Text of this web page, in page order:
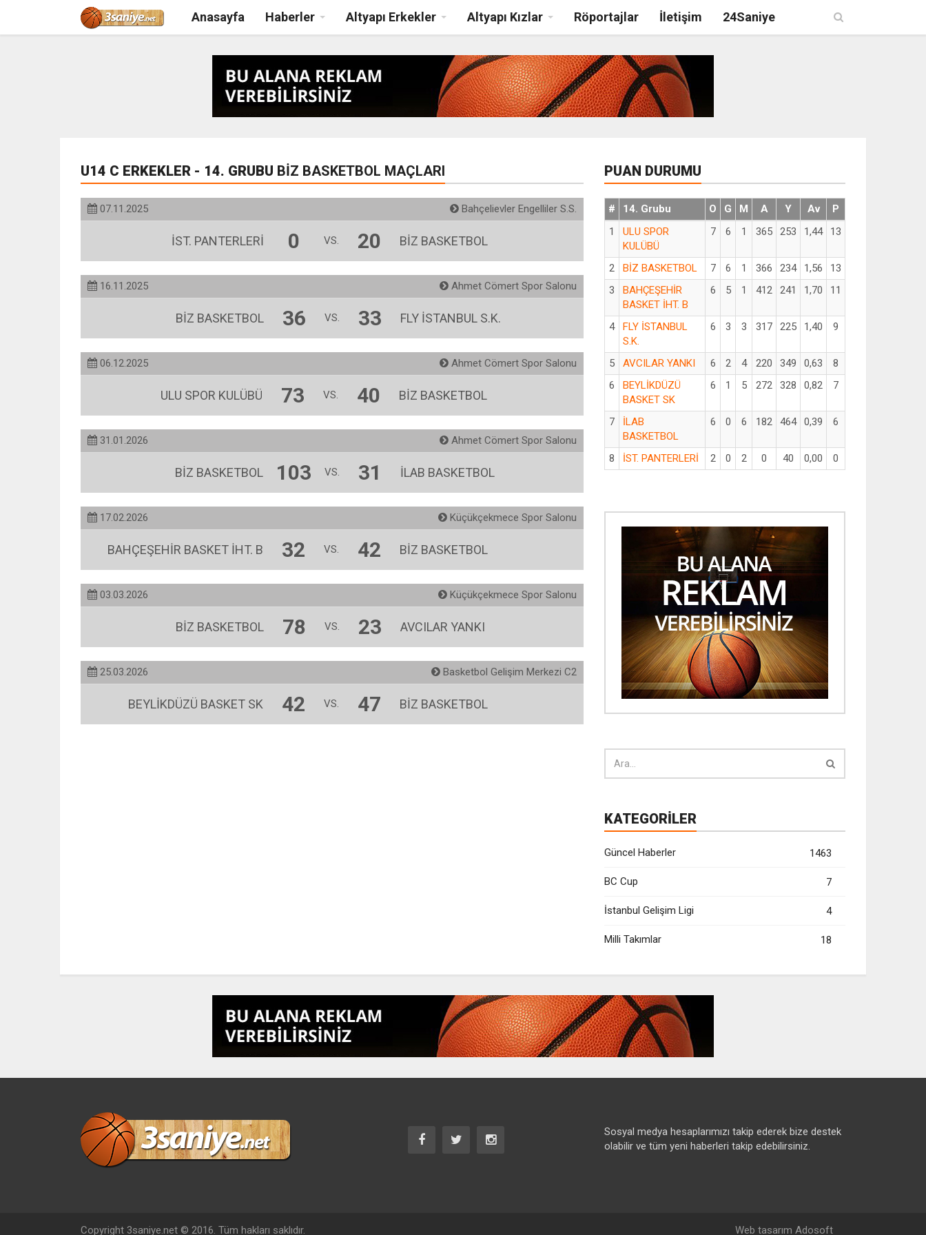
Anasayfa Haberler Altyapı Erkekler Altyapı Kızlar Röportajlar İletişim 24Saniye
U14 C ERKEKLER - 14. GRUBU BİZ BASKETBOL MAÇLARI
07.11.2025 Bahçelievler Engelliler S.S.
İST. PANTERLERİ 0 VS. 20 BİZ BASKETBOL
16.11.2025 Ahmet Cömert Spor Salonu
BİZ BASKETBOL 36 VS. 33 FLY İSTANBUL S.K.
06.12.2025 Ahmet Cömert Spor Salonu
ULU SPOR KULÜBÜ 73 VS. 40 BİZ BASKETBOL
31.01.2026 Ahmet Cömert Spor Salonu
BİZ BASKETBOL 103 VS. 31 İLAB BASKETBOL
17.02.2026 Küçükçekmece Spor Salonu
BAHÇEŞEHİR BASKET İHT. B 32 VS. 42 BİZ BASKETBOL
03.03.2026 Küçükçekmece Spor Salonu
BİZ BASKETBOL 78 VS. 23 AVCILAR YANKI
25.03.2026 Basketbol Gelişim Merkezi C2
BEYLİKDÜZÜ BASKET SK 42 VS. 47 BİZ BASKETBOL
PUAN DURUMU
# 14. Grubu O G M A Y Av
P
1
ULU SPOR
KULÜBÜ
7 6 1 365 253 1,44 13
2 BİZ BASKETBOL 7 6 1 366 234 1,56
13
3
BAHÇEŞEHİR
BASKET İHT. B
6 5 1 412 241 1,70 11
4
FLY İSTANBUL
S.K.
6 3 3 317 225 1,40 9
5 AVCILAR YANKI 6 2 4 220 349 0,63
8
6
BEYLİKDÜZÜ
BASKET SK
6 1 5 272 328 0,82 7
7
İLAB
BASKETBOL
6 0 6 182 464 0,39 6
8 İST. PANTERLERİ 2 0 2 0 40 0,00 0
KATEGORİLER
Güncel Haberler 1463
BC Cup 7
İstanbul Gelişim Ligi 4
Milli Takımlar 18
Sosyal medya hesaplarımızı takip ederek bize destek
olabilir ve tüm yeni haberleri takip edebilirsiniz.
Copyright 3saniye.net © 2016. Tüm hakları saklıdır. Web tasarım Adosoft